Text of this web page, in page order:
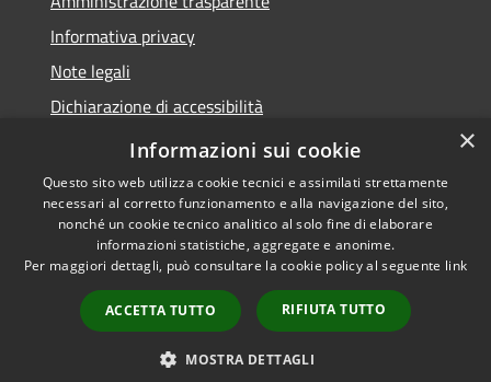
Informativa privacy
Note legali
Dichiarazione di accessibilità
Moduli Privacy Amministrazione trasparente
Accessibilità
Copyright © 2026 • Comune di
Limana • Powered by
Municipium•
Accesso
redazione
×
Informazioni sui cookie
Questo sito web utilizza cookie tecnici e assimilati strettamente
necessari al corretto funzionamento e alla navigazione del sito,
nonché un cookie tecnico analitico al solo fine di elaborare
informazioni statistiche, aggregate e anonime.
Per maggiori dettagli, può consultare la cookie policy al seguente link
ACCETTA TUTTO RIFIUTA TUTTO
MOSTRA DETTAGLI